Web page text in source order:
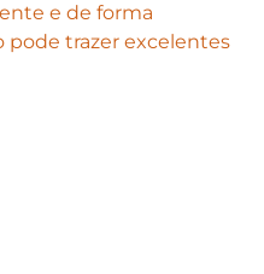
e de forma
pode trazer excelentes